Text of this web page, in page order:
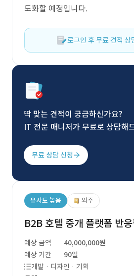
도화할 예정입니다.
로그인 후 무료 견적 상
딱 맞는 견적이 궁금하신가요?
IT 전문 매니저가 무료로 상담해
무료 상담 신청
유사도 높음 외주
B2B 호텔 중개 플랫폼 반
예상 금액
40,000,000원
예상 기간
90일
개발 · 디자인 · 기획